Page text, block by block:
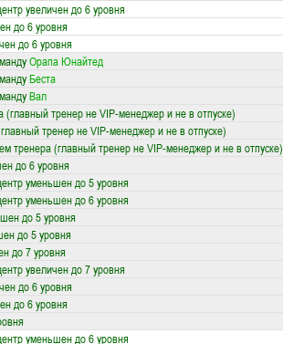
увеличен до 6 уровня
до 6 уровня
до 6 уровня
Орапа Юнайтед
Беста
Вал
(главный тренер не VIP-менеджер и не в отпуске)
тренер не VIP-менеджер и не в отпуске)
тренера (главный тренер не VIP-менеджер и не в отпуске)
до 6 уровня
уменьшен до 5 уровня
уменьшен до 6 уровня
до 5 уровня
до 5 уровня
до 7 уровня
увеличен до 7 уровня
до 6 уровня
до 6 уровня
уменьшен до 6 уровня